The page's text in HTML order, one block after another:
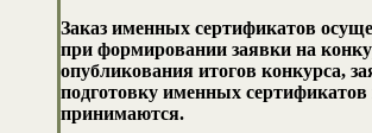
Заказ именных сертификатов
при формировании заявки на
опубликования итогов конкурса,
подготовку именных сертификатов
принимаются.